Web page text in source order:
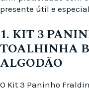
presente útil e
1. KIT 3
TOALHINHA
ALGODÃO
O Kit 3 Paninho